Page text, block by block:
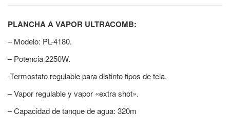
PLANCHA A VAPOR ULTRACOMB:
– Modelo: PL-4180.
– Potencia 2250W.
-Termostato regulable para distinto tipos de tela.
– Vapor regulable y vapor «extra shot».
– Capacidad de tanque de agua: 320m